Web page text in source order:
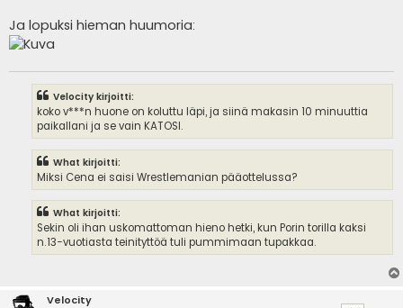
Ja lopuksi hieman huumoria:
Velocity kirjoitti:
koko v***n huone on koluttu läpi, ja siinä makasin 10 minuuttia
paikallani ja se vain KATOSI.
What kirjoitti:
Miksi Cena ei saisi Wrestlemanian pääottelussa?
What kirjoitti:
Sekin oli ihan uskomattoman hieno hetki, kun Porin torilla kaksi
n.13-vuotiasta teinityttöä tuli pummimaan tupakkaa.
Velocity